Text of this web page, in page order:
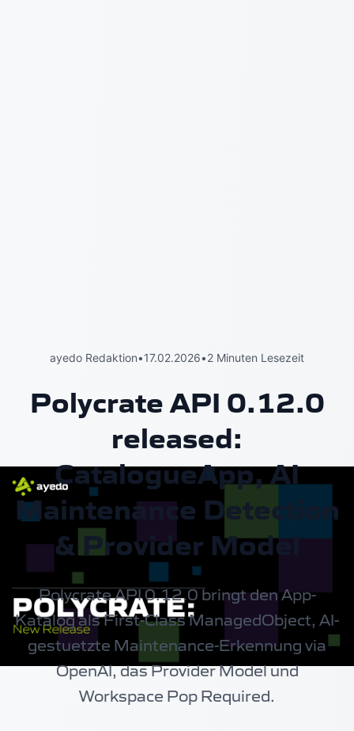
ayedo Redaktion•17.02.2026•2 Minuten Lesezeit
Polycrate API 0.12.0
released:
CatalogueApp, AI
Maintenance Detection
& Provider Model
Polycrate API 0.12.0 bringt den App-
Katalog als First-Class ManagedObject, AI-
gestuetzte Maintenance-Erkennung via
OpenAI, das Provider Model und
Workspace Pop Required.